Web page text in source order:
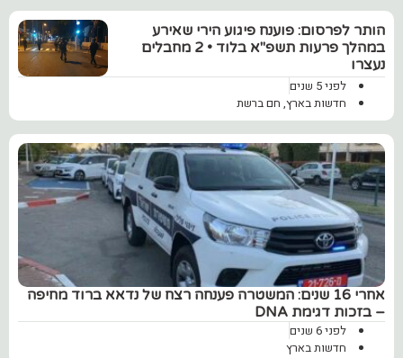
הותר לפרסום: פוענח פיגוע הירי שאירע
במהלך פרעות תשפ"א בלוד • 2 מחבלים
נעצרו
לפני 5 שנים
חדשות בארץ, חם ברשת
אחרי 16 שנים: המשטרה פענחה רצח של נדאא ברוד מחיפה
– בזכות דגימת DNA
לפני 6 שנים
חדשות בארץ